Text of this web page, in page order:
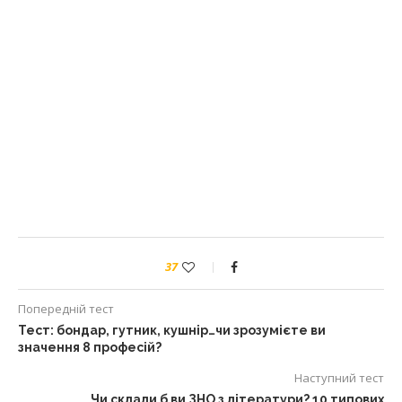
37
Попередній тест
Тест: бондар, гутник, кушнір…чи зрозумієте ви
значення 8 професій?
Наступний тест